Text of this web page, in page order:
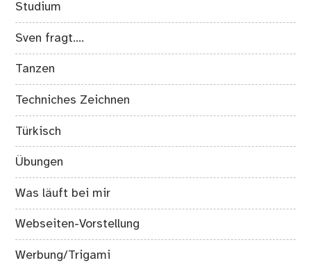
Studium
Sven fragt….
Tanzen
Techniches Zeichnen
Türkisch
Übungen
Was läuft bei mir
Webseiten-Vorstellung
Werbung/Trigami